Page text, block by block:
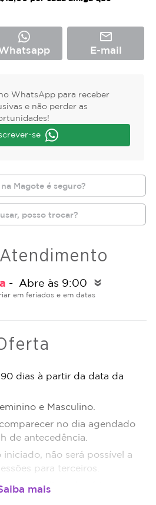
mail_outline
E-mail
WhatsApp para receber
e não perder as
se
Magote é seguro?
posso trocar?
- Abre às 9:00 double_arrow
em feriados e em datas
dias à partir da data da
e Masculino.
no dia agendado
de antecedência.
não será possível a
para terceiros.
de dias e horários.